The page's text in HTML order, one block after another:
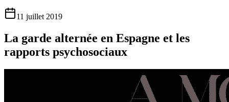
11 juillet 2019
La garde alternée en Espagne et les
rapports psychosociaux